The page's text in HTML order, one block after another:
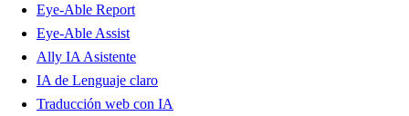
Eye-Able Report
Eye-Able Assist
Ally IA Asistente
IA de Lenguaje claro
Traducción web con IA